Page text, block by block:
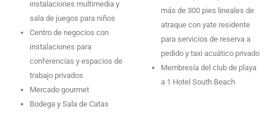
instalaciones multimedia y
sala de juegos para niños
Centro de negocios con
instalaciones para
conferencias y espacios de
trabajo privados
Mercado gourmet
Bodega y Sala de Catas
más de 300 pies lineales de
atraque con yate residente
para servicios de reserva a
pedido y taxi acuático privado
Membresía del club de playa
a 1 Hotel South Beach